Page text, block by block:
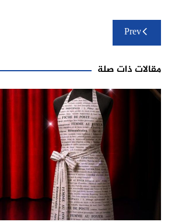
تصفّح
المقالاتPrev
مقالات ذات صلة